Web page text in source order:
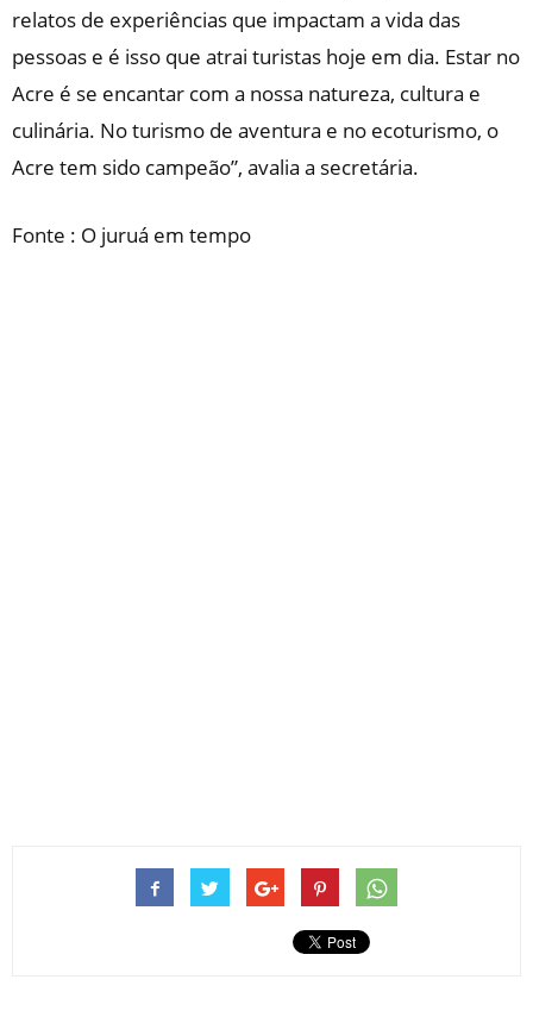
relatos de experiências que impactam a vida das
pessoas e é isso que atrai turistas hoje em dia. Estar no
Acre é se encantar com a nossa natureza, cultura e
culinária. No turismo de aventura e no ecoturismo, o
Acre tem sido campeão”, avalia a secretária.
Fonte : O juruá em tempo